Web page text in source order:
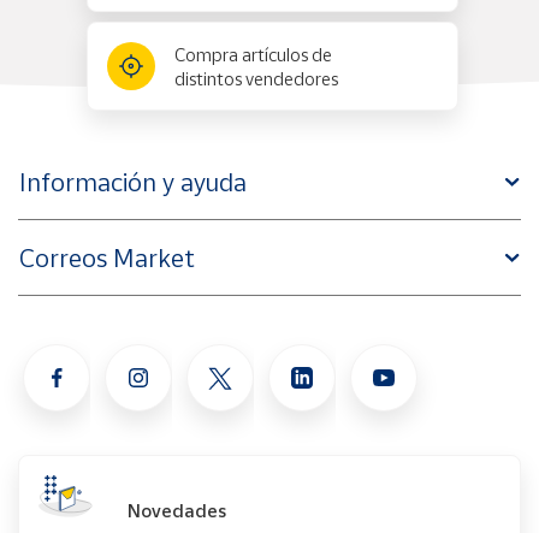
Compra artículos de
distintos vendedores
Información y ayuda
Correos Market
Novedades